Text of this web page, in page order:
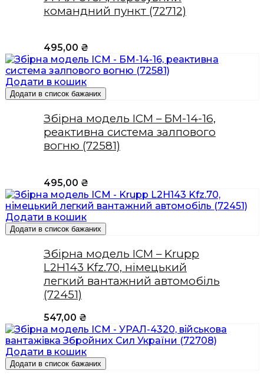
командний пункт (72712)
495,00 ₴
Додати в кошик
Додати в список бажаних
Збірна модель ICM – БМ-14-16,
реактивна система залпового
вогню (72581)
495,00 ₴
Додати в кошик
Додати в список бажаних
Збірна модель ICM – Krupp
L2H143 Kfz.70, німецький
легкий вантажний автомобіль
(72451)
547,00 ₴
Додати в кошик
Додати в список бажаних